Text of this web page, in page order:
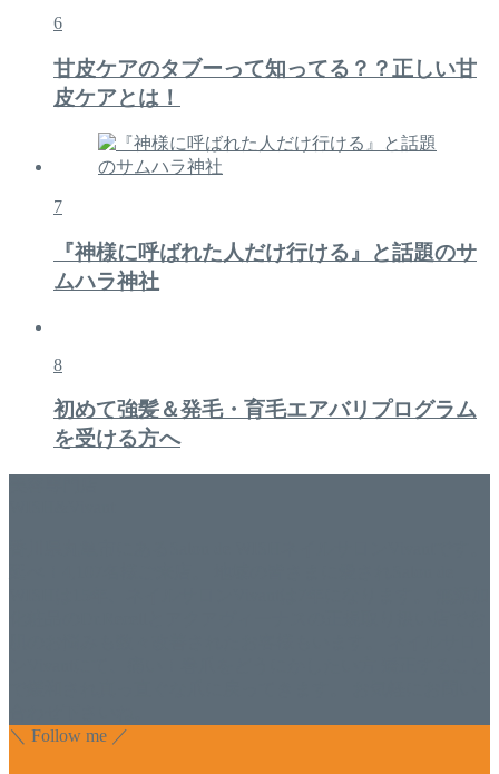
6
甘皮ケアのタブーって知ってる？？正しい甘
皮ケアとは！
7
『神様に呼ばれた人だけ行ける』と話題のサ
ムハラ神社
8
初めて強髪＆発毛・育毛エアバリプログラム
を受ける方へ
＼ Follow me ／